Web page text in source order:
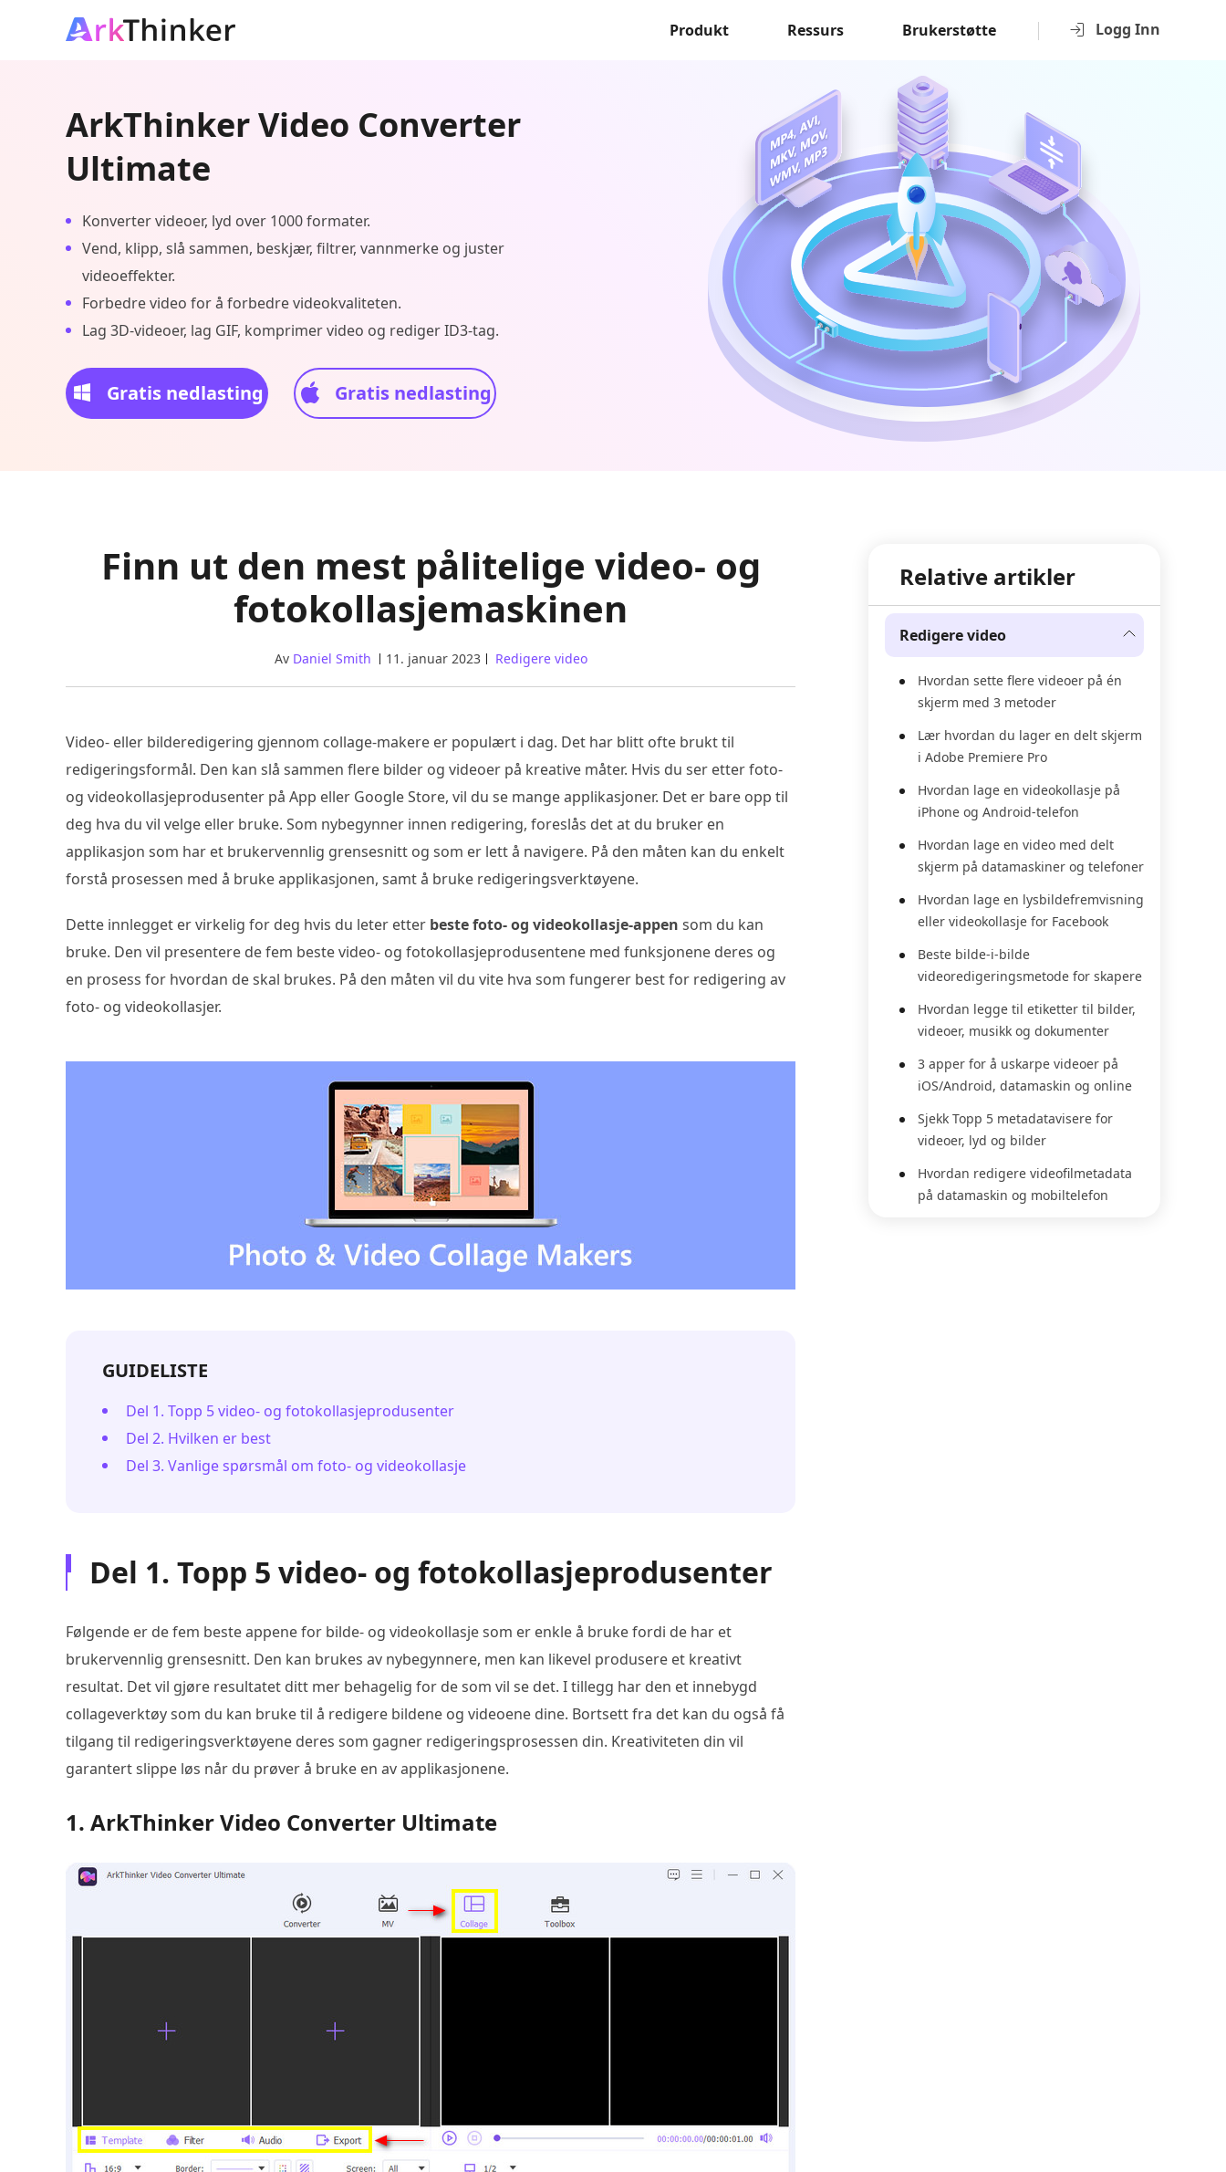
Logg Inn
Produkt Ressurs Brukerstøtte
ArkThinker Video Converter
Ultimate
Konverter videoer, lyd over 1000 formater.
Vend, klipp, slå sammen, beskjær, filtrer, vannmerke og juster
videoeffekter.
Forbedre video for å forbedre videokvaliteten.
Lag 3D-videoer, lag GIF, komprimer video og rediger ID3-tag.
Gratis nedlasting Gratis nedlasting
Finn ut den mest pålitelige video- og
fotokollasjemaskinen
Av Daniel Smith 11. januar 2023 Redigere video
Video- eller bilderedigering gjennom collage-makere er populært i dag. Det har blitt ofte brukt til
redigeringsformål. Den kan slå sammen flere bilder og videoer på kreative måter. Hvis du ser etter foto-
og videokollasjeprodusenter på App eller Google Store, vil du se mange applikasjoner. Det er bare opp til
deg hva du vil velge eller bruke. Som nybegynner innen redigering, foreslås det at du bruker en
applikasjon som har et brukervennlig grensesnitt og som er lett å navigere. På den måten kan du enkelt
forstå prosessen med å bruke applikasjonen, samt å bruke redigeringsverktøyene.
Dette innlegget er virkelig for deg hvis du leter etter beste foto- og videokollasje-appen som du kan
bruke. Den vil presentere de fem beste video- og fotokollasjeprodusentene med funksjonene deres og
en prosess for hvordan de skal brukes. På den måten vil du vite hva som fungerer best for redigering av
foto- og videokollasjer.
GUIDELISTE
Del 1. Topp 5 video- og fotokollasjeprodusenter
Del 2. Hvilken er best
Del 3. Vanlige spørsmål om foto- og videokollasje
Del 1. Topp 5 video- og fotokollasjeprodusenter
Følgende er de fem beste appene for bilde- og videokollasje som er enkle å bruke fordi de har et
brukervennlig grensesnitt. Den kan brukes av nybegynnere, men kan likevel produsere et kreativt
resultat. Det vil gjøre resultatet ditt mer behagelig for de som vil se det. I tillegg har den et innebygd
collageverktøy som du kan bruke til å redigere bildene og videoene dine. Bortsett fra det kan du også få
tilgang til redigeringsverktøyene deres som gagner redigeringsprosessen din. Kreativiteten din vil
garantert slippe løs når du prøver å bruke en av applikasjonene.
1. ArkThinker Video Converter Ultimate
Relative artikler
Redigere video
Hvordan sette flere videoer på én
skjerm med 3 metoder
Lær hvordan du lager en delt skjerm
i Adobe Premiere Pro
Hvordan lage en videokollasje på
iPhone og Android-telefon
Hvordan lage en video med delt
skjerm på datamaskiner og telefoner
Hvordan lage en lysbildefremvisning
eller videokollasje for Facebook
Beste bilde-i-bilde
videoredigeringsmetode for skapere
Hvordan legge til etiketter til bilder,
videoer, musikk og dokumenter
3 apper for å uskarpe videoer på
iOS/Android, datamaskin og online
Sjekk Topp 5 metadatavisere for
videoer, lyd og bilder
Hvordan redigere videofilmetadata
på datamaskin og mobiltelefon